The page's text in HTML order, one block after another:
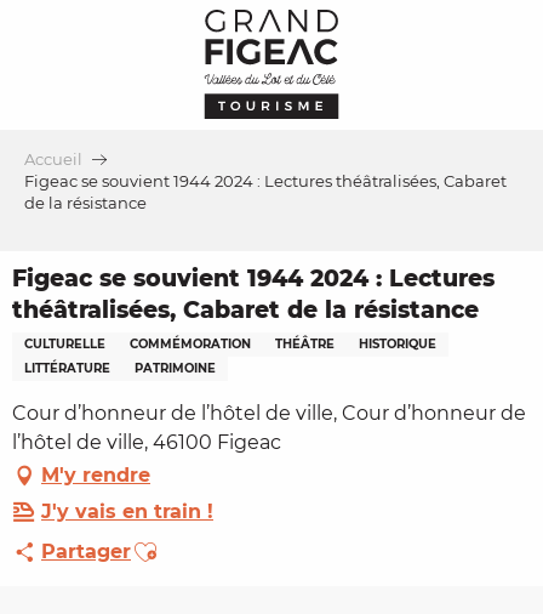
Accueil
Figeac se souvient 1944 2024 : Lectures théâtralisées, Cabaret
de la résistance
Figeac se souvient 1944 2024 : Lectures
théâtralisées, Cabaret de la résistance
CULTURELLE COMMÉMORATION THÉÂTRE
HISTORIQUE
LITTÉRATURE
PATRIMOINE
Cour d’honneur de l’hôtel de ville, Cour d’honneur de
l’hôtel de ville, 46100 Figeac
M'y rendre
J'y vais en train !
PartagerAjouter aux favoris